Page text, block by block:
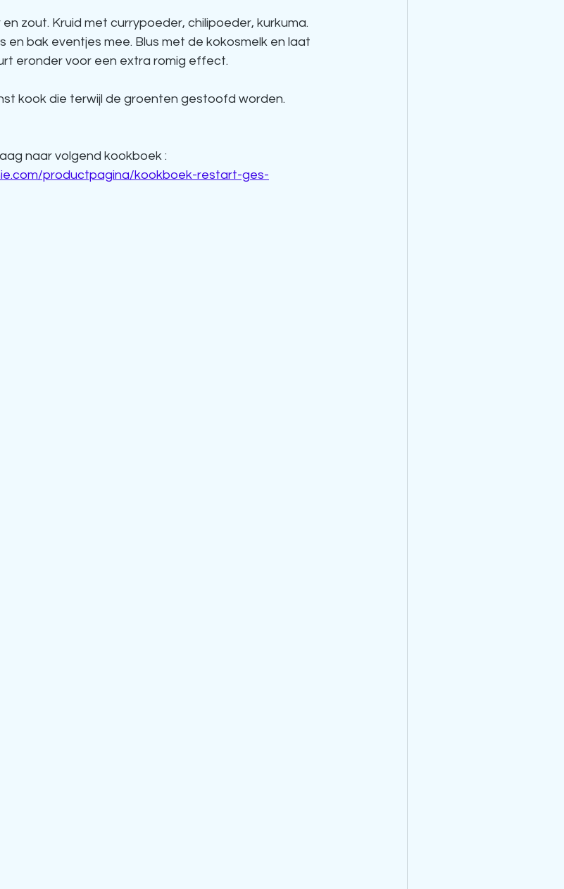
zout. Kruid met currypoeder, chilipoeder, kurkuma.
en bak eventjes mee. Blus met de kokosmelk en laat
eronder voor een extra romig effect.
kook die terwijl de groenten gestoofd worden.
naar volgend kookboek :
productpagina/kookboek-restart-ges-